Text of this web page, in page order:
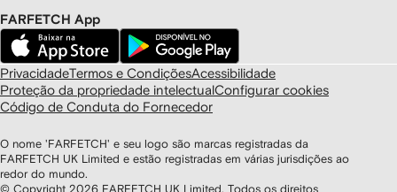
FARFETCH App
PrivacidadeTermos e CondiçõesAcessibilidade
Proteção da propriedade intelectualConfigurar cookies
Código de Conduta do Fornecedor
O nome 'FARFETCH' e seu logo são marcas registradas da
FARFETCH UK Limited e estão registradas em várias jurisdições ao
redor do mundo.
© Copyright 2026 FARFETCH UK Limited. Todos os direitos